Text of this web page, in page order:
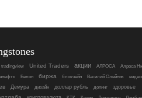
tradingview United Traders акции АЛРОСА
Алроса
Белон биржа блокчейн Василий Олейник
Демура дизайн доллар рубль допинг
здоровье